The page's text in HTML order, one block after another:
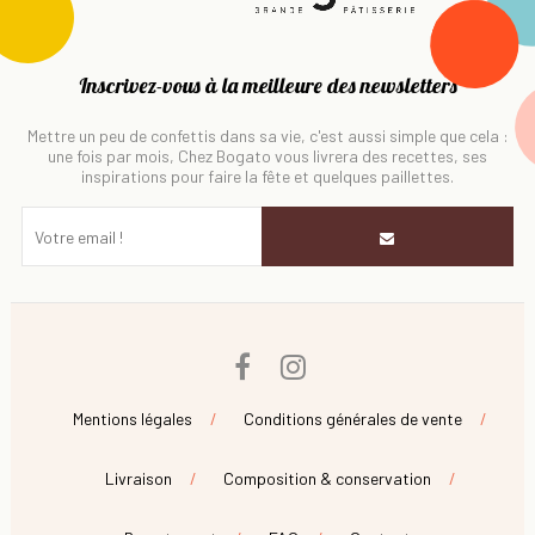
Inscrivez-vous à la meilleure des newsletters
Mettre un peu de confettis dans sa vie, c'est aussi simple que cela :
une fois par mois, Chez Bogato vous livrera des recettes, ses
inspirations pour faire la fête et quelques paillettes.
Facebook
Mentions légales Conditions générales de vente
Livraison Composition & conservation